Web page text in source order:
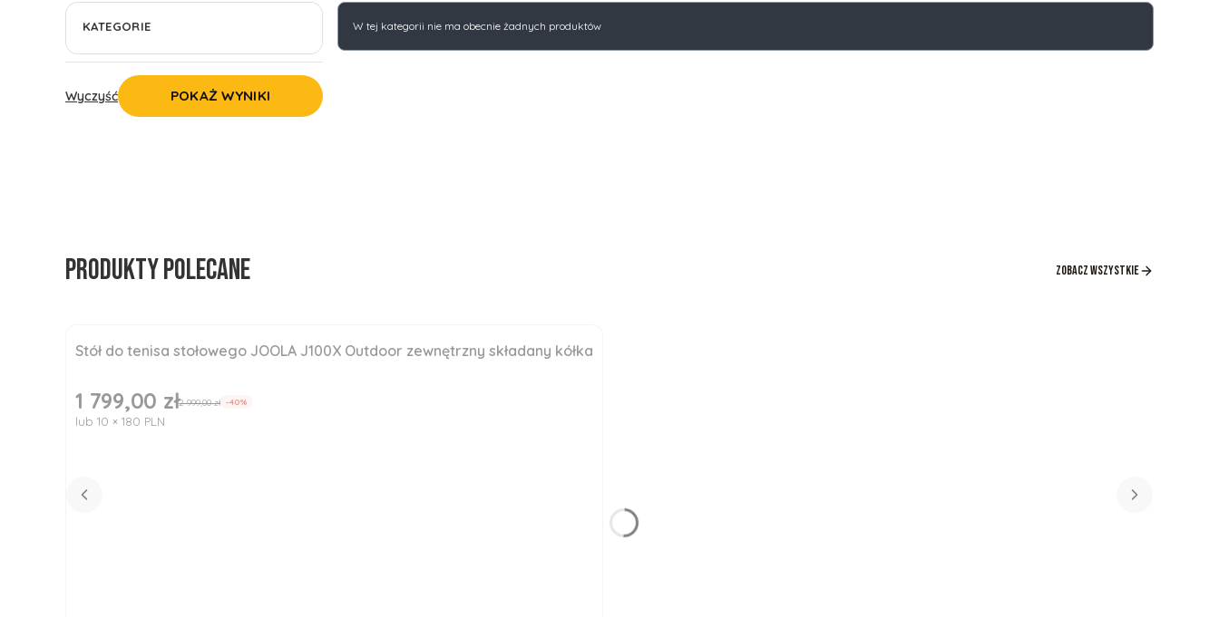
KATEGORIE
Wyczyść POKAŻ WYNIKI
Lista produktów
W tej kategorii nie ma obecnie żadnych produktów
Produkty polecane Zobacz wszystkie
Okazja
Stół do tenisa stołowego JOOLA J100X Outdoor zewnętrzny składany kółka
Cena promocyjna
1 799,00 zł2 999,00 zł -40%
lub 10 × 180 PLN